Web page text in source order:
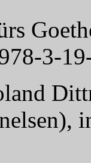
3-